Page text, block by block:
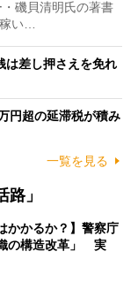
磯貝清明氏の著書
い…
は差し押さえを免れ
円超の延滞税が積み
一覧を見る
」
かかるか？】警察庁
の構造改革」 実